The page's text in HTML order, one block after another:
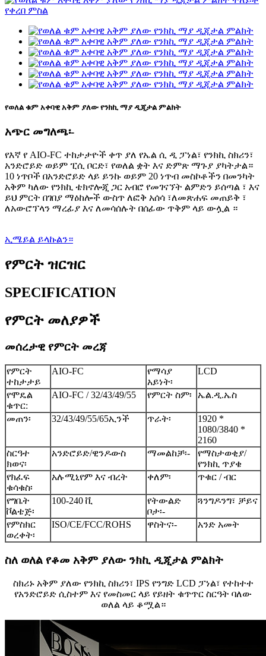
የወለል ቁም አቀባዊ አቅም ያለው የንክኪ ማያ ዲጂታል ምልክት
አጭር መግለጫ፡-
የእኛ የ AIO-FC ተከታታዮች ቀጥ ያለ የኤል ሲ ዲ ፓነል፣ የንክኪ ስክሪን፣
አንድሮይድ ወይም ፒሲ ቦርድ፣ የወለል ቋት እና ድምጽ ማጉያ ያካትታል።
10 ነጥቦች በአንድሮይድ ላይ ይንኩ ወይም 20 ነጥብ መስኮቶችን በመንካት
አቅም ካለው የንክኪ ቴክኖሎጂ ጋር አብሮ የመገናኘት ልምድን ይሰጣል ፣ እና
ይህ ምርት በገበያ ማዕከሎች ውስጥ ለፎቅ አሰሳ ፣ለመጽሐፍ መጠይቅ ፣
ለአውሮፕላን ማረፊያ እና ለመሳሰሉት በሰፊው ጥቅም ላይ ውሏል ።
ኢሜይል ይላኩልን።
የምርት ዝርዝር
SPECIFICATION
የምርት መለያዎች
መሰረታዊ የምርት መረጃ
የምርት
ተከታታይ
AIO-FC
የማሳያ
አይነት፡
LCD
የሞዴል
ቁጥር:
AIO-FC / 32/43/49/55 የምርት ስም፡ ኤል.ዲ.ኤስ
መጠን፡ 32/43/49/55/65ኢንች ጥራት፡
1920 *
1080/3840 *
2160
ስርዓተ
ክወና፡
አንድሮይድ/ዊንዶውስ ማመልከቻ፡-
የማስታወቂያ/
የንክኪ ጥያቄ
የክፈፍ
ቁሳቁስ፡
አሉሚኒየም እና ብረት ቀለም፡ ጥቁር / ብር
የግቤት
ቮልቴጅ፡
100-240 ቪ
የትውልድ
ቦታ፡-
ጓንግዶንግ፣ ቻይና
የምስክር
ወረቀት፡
ISO/CE/FCC/ROHS ዋስትና፡- አንድ አመት
ስለ ወለል የቆመ አቅም ያለው ንክኪ ዲጂታል ምልክት
ስክሪኑ አቅም ያለው የንክኪ ስክሪን፣ IPS የንግድ LCD ፓነል፣ የተከተተ
የአንድሮይድ ሲስተም እና የመስመር ላይ የይዘት ቁጥጥር ስርዓት ባለው
ወለል ላይ ቆሟል።